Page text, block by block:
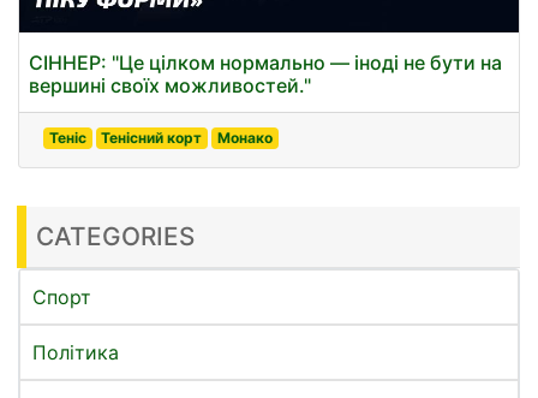
СІННЕР: "Це цілком нормально — іноді не бути на
вершині своїх можливостей."
Теніс Тенісний корт Монако
CATEGORIES
Спорт
Політика